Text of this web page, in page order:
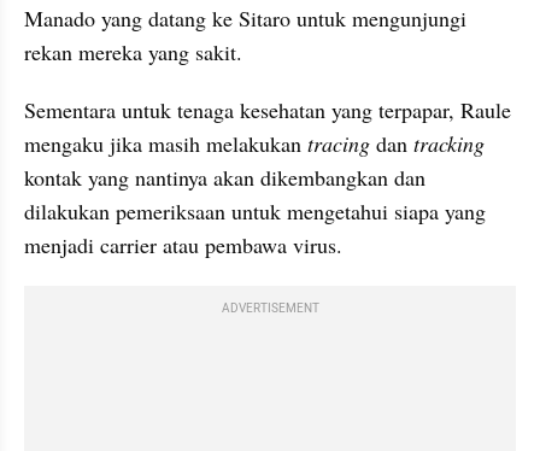
Manado yang datang ke Sitaro untuk mengunjungi
rekan mereka yang sakit.
Sementara untuk tenaga kesehatan yang terpapar, Raule
mengaku jika masih melakukan tracing dan
kontak yang nantinya akan dikembangkan dan
dilakukan pemeriksaan untuk mengetahui siapa yang
menjadi carrier atau pembawa virus.
ADVERTISEMENT